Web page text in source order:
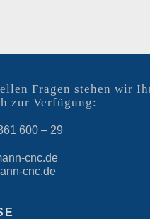
Fragen stehen wir
zur Verfügung:
600 – 29
cnc.de
cnc.de